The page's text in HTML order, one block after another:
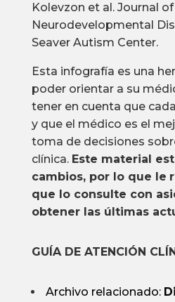
Kolevzon et al. Journal of
Neurodevelopmental
Seaver Autism Center.
Esta infografía es una
poder orientar a su
tener en cuenta que
y que el médico es el
toma de decisiones
clínica. Este material
cambios, por lo que le
que lo consulte con
obtener las últimas
GUÍA DE ATENCIÓN
Archivo relacionado: